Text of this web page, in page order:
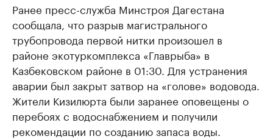
Ранее пресс-служба Минстроя Дагестана
сообщала, что разрыв магистрального
трубопровода первой нитки произошел в
районе экотуркомплекса «Главрыба» в
Казбековском районе в 01:30. Для устранения
аварии был закрыт затвор на «голове» водовода.
Жители Кизилюрта были заранее оповещены о
перебоях с водоснабжением и получили
рекомендации по созданию запаса воды.